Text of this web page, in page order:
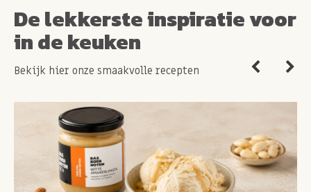
De lekkerste inspiratie voor
in de keuken
Bekijk hier onze smaakvolle recepten